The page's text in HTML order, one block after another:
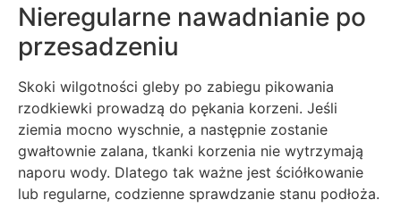
Nieregularne nawadnianie po
przesadzeniu
Skoki wilgotności gleby po zabiegu pikowania
rzodkiewki prowadzą do pękania korzeni. Jeśli
ziemia mocno wyschnie, a następnie zostanie
gwałtownie zalana, tkanki korzenia nie wytrzymają
naporu wody. Dlatego tak ważne jest ściółkowanie
lub regularne, codzienne sprawdzanie stanu podłoża.